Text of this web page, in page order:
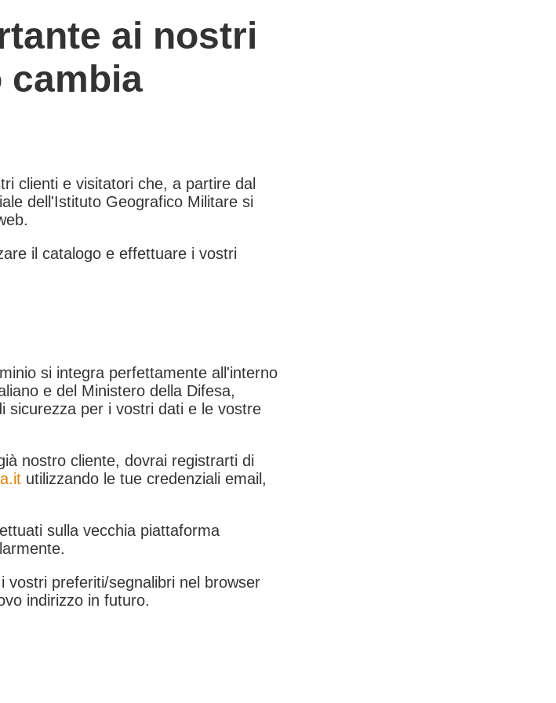
ai nostri
clienti e visitatori che, a partire dal
dell'Istituto Geografico Militare si
il catalogo e effettuare i vostri
si integra perfettamente all'interno
e del Ministero della Difesa,
sicurezza per i vostri dati e le vostre
nostro cliente, dovrai registrarti di
utilizzando le tue credenziali email,
sulla vecchia piattaforma
vostri preferiti/segnalibri nel browser
indirizzo in futuro.